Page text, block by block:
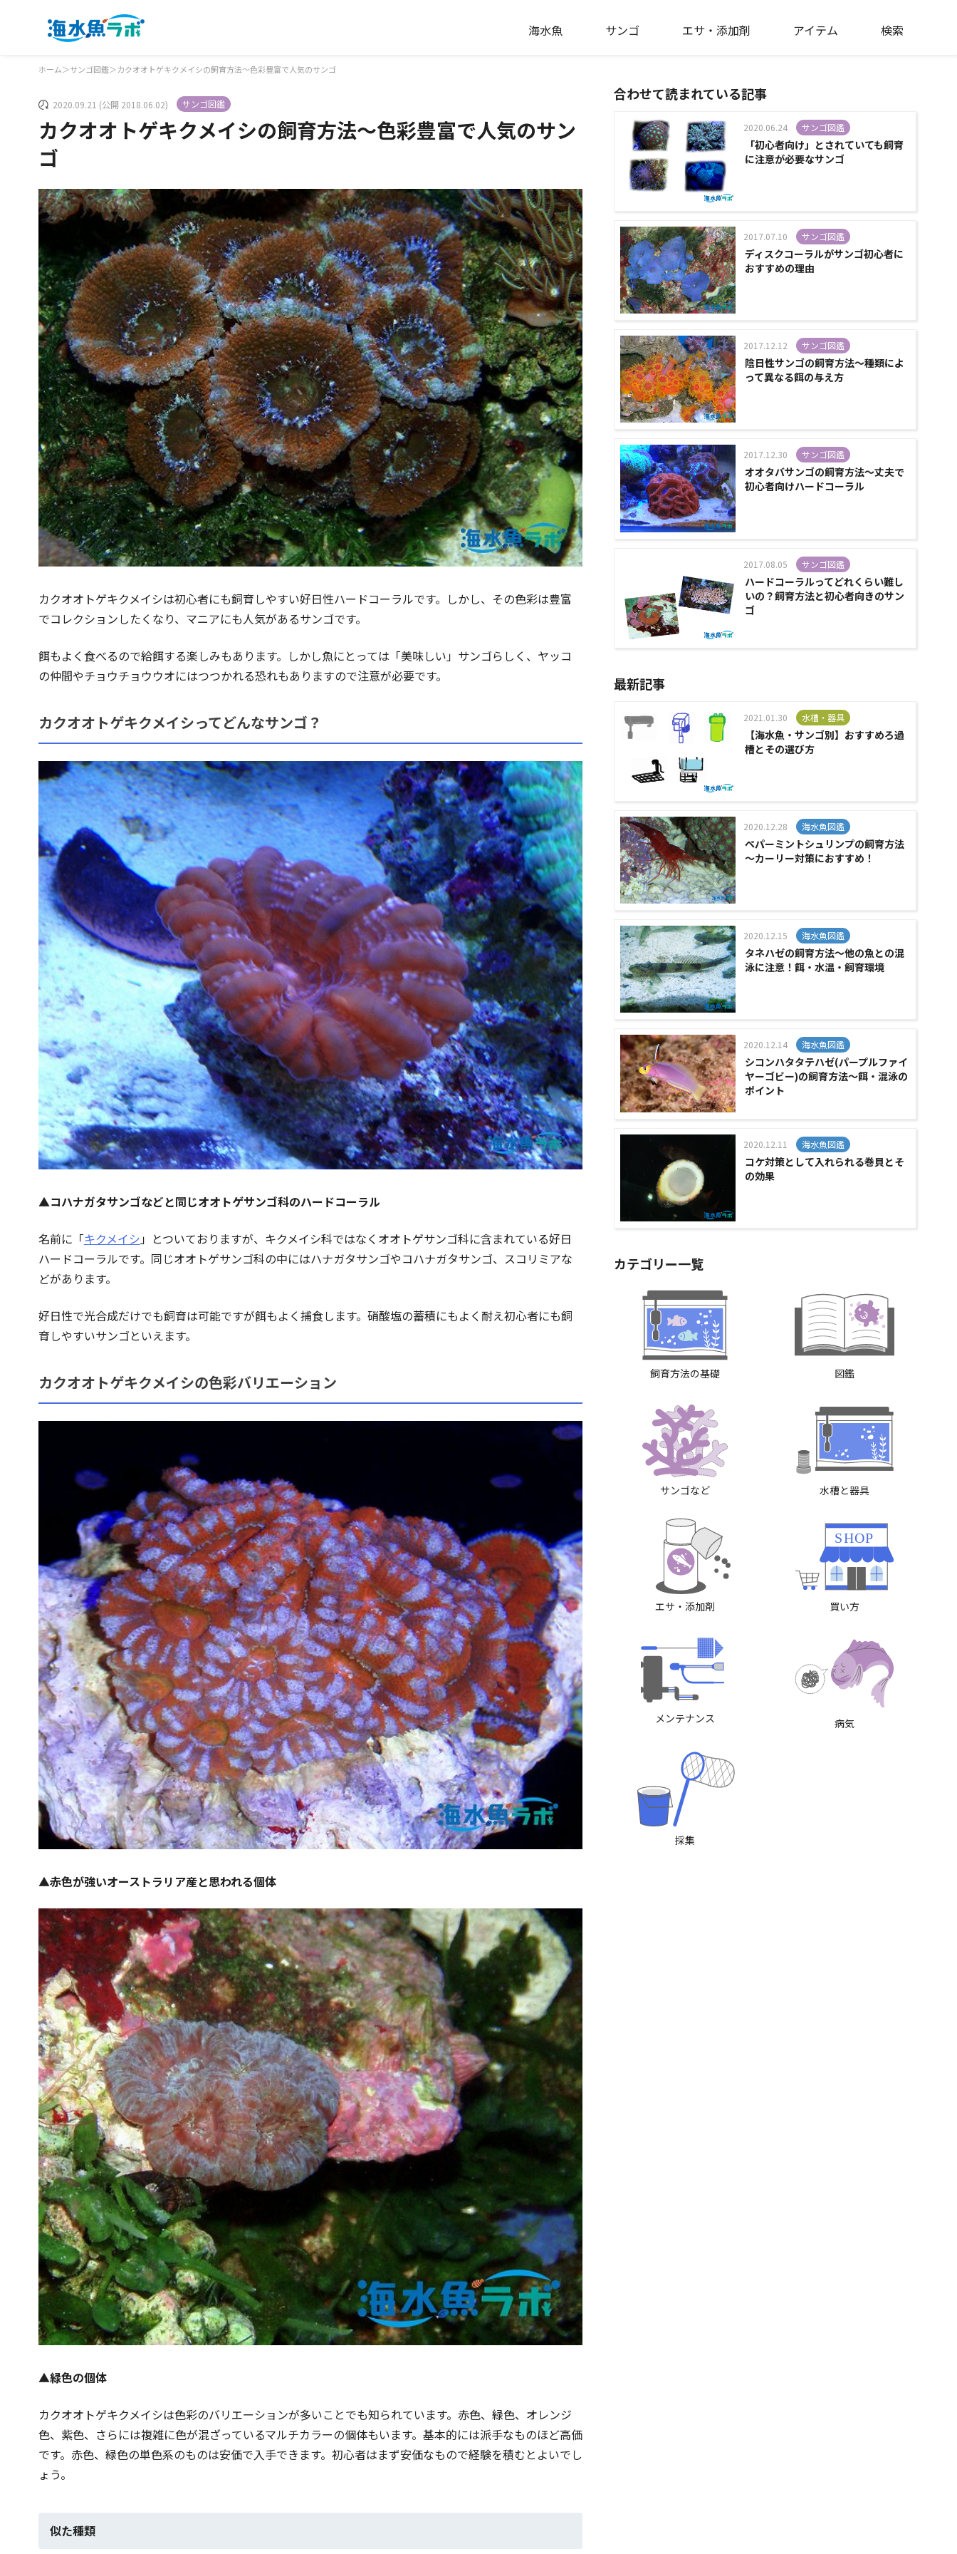
海水魚 サンゴ エサ・添加剤 アイテム 検索
ホーム＞サンゴ図鑑＞カクオオトゲキクメイシの飼育方法～色彩豊富で人気のサンゴ
2020.09.21 (公開 2018.06.02) サンゴ図鑑
カクオオトゲキクメイシの飼育方法～色彩豊富で人気のサン
ゴ
カクオオトゲキクメイシは初心者にも飼育しやすい好日性ハードコーラルです。しかし、その色彩は豊富
でコレクションしたくなり、マニアにも人気があるサンゴです。
餌もよく食べるので給餌する楽しみもあります。しかし魚にとっては「美味しい」サンゴらしく、ヤッコ
の仲間やチョウチョウウオにはつつかれる恐れもありますので注意が必要です。
カクオオトゲキクメイシってどんなサンゴ？
▲コハナガタサンゴなどと同じオオトゲサンゴ科のハードコーラル
名前に「キクメイシ」とついておりますが、キクメイシ科ではなくオオトゲサンゴ科に含まれている好日
ハードコーラルです。同じオオトゲサンゴ科の中にはハナガタサンゴやコハナガタサンゴ、スコリミアな
どがあります。
好日性で光合成だけでも飼育は可能ですが餌もよく捕食します。硝酸塩の蓄積にもよく耐え初心者にも飼
育しやすいサンゴといえます。
カクオオトゲキクメイシの色彩バリエーション
▲赤色が強いオーストラリア産と思われる個体
▲緑色の個体
カクオオトゲキクメイシは色彩のバリエーションが多いことでも知られています。赤色、緑色、オレンジ
色、紫色、さらには複雑に色が混ざっているマルチカラーの個体もいます。基本的には派手なものほど高価
です。赤色、緑色の単色系のものは安価で入手できます。初心者はまず安価なもので経験を積むとよいでし
ょう。
似た種類
合わせて読まれている記事
2020.06.24 サンゴ図鑑
「初心者向け」とされていても飼育
に注意が必要なサンゴ
2017.07.10 サンゴ図鑑
ディスクコーラルがサンゴ初心者に
おすすめの理由
2017.12.12 サンゴ図鑑
陰日性サンゴの飼育方法～種類によ
って異なる餌の与え方
2017.12.30 サンゴ図鑑
オオタバサンゴの飼育方法～丈夫で
初心者向けハードコーラル
2017.08.05 サンゴ図鑑
ハードコーラルってどれくらい難し
いの？飼育方法と初心者向きのサン
ゴ
最新記事
2021.01.30 水槽・器具
【海水魚・サンゴ別】おすすめろ過
槽とその選び方
2020.12.28 海水魚図鑑
ペパーミントシュリンプの飼育方法
～カーリー対策におすすめ！
2020.12.15 海水魚図鑑
タネハゼの飼育方法～他の魚との混
泳に注意！餌・水温・飼育環境
2020.12.14 海水魚図鑑
シコンハタタテハゼ(パープルファイ
ヤーゴビー)の飼育方法～餌・混泳の
ポイント
2020.12.11 海水魚図鑑
コケ対策として入れられる巻貝とそ
の効果
カテゴリー一覧
飼育方法の基礎 図鑑
サンゴなど 水槽と器具
エサ・添加剤
SHOP
買い方
メンテナンス 病気
採集